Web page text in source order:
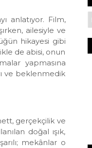
anlatıyor. Film,
ailesiyle ve
hikayesi gibi
de abisi, onun
yapmasına
ve beklenmedik
gerçekçilik ve
doğal ışık,
mekânlar o